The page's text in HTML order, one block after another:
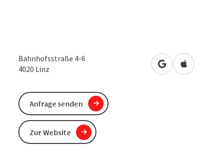
Bahnhofsstraße 4-6
4020 Linz in Googlein Apple
Anfrage senden
Zur Website